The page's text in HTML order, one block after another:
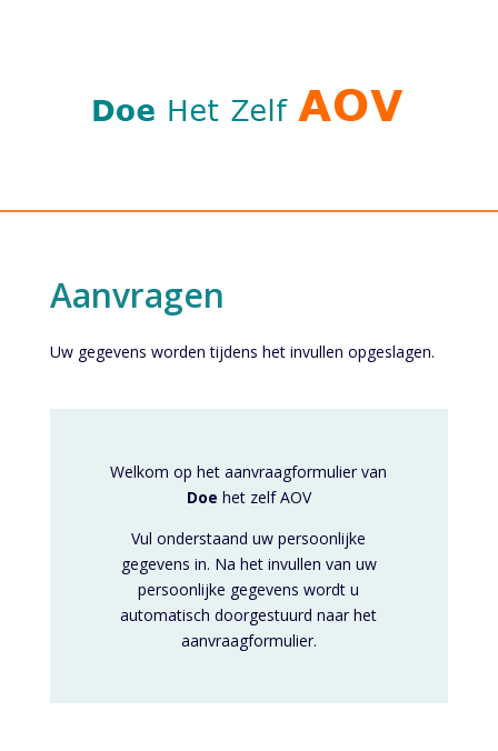
Aanvragen
Uw gegevens worden tijdens het invullen opgeslagen.
Welkom op het aanvraagformulier van
Doe het zelf AOV
Vul onderstaand uw persoonlijke
gegevens in. Na het invullen van uw
persoonlijke gegevens wordt u
automatisch doorgestuurd naar het
aanvraagformulier.